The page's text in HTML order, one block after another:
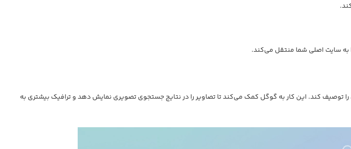
توصیف کند. این کار به گوگل کمک می‌کند تا تصاویر را در نتایج جستجوی تصویری نمایش دهد و ترافیک بیشتری به